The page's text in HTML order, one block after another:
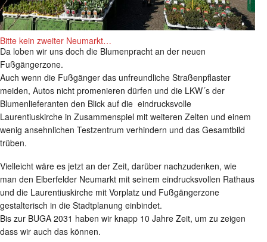
Bitte kein zweiter Neumarkt…
Da loben wir uns doch die Blumenpracht an der neuen
Fußgängerzone.
Auch wenn die Fußgänger das unfreundliche Straßenpflaster
meiden, Autos nicht promenieren dürfen und die LKW´s der
Blumenlieferanten den Blick auf die eindrucksvolle
Laurentiuskirche in Zusammenspiel mit weiteren Zelten und einem
wenig ansehnlichen Testzentrum verhindern und das Gesamtbild
trüben.
Vielleicht wäre es jetzt an der Zeit, darüber nachzudenken, wie
man den Elberfelder Neumarkt mit seinem eindrucksvollen Rathaus
und die Laurentiuskirche mit Vorplatz und Fußgängerzone
gestalterisch in die Stadtplanung einbindet.
Bis zur BUGA 2031 haben wir knapp 10 Jahre Zeit, um zu zeigen
dass wir auch das können.